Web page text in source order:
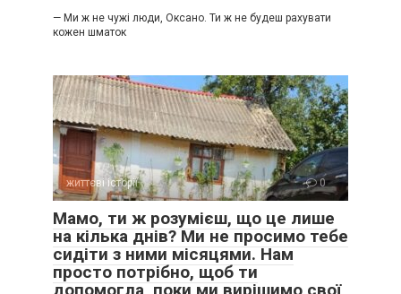
— Ми ж не чужі люди, Оксано. Ти ж не будеш рахувати
кожен шматок
життєві історії 0
Мамо, ти ж розумієш, що це лише
на кілька днів? Ми не просимо тебе
сидіти з ними місяцями. Нам
просто потрібно, щоб ти